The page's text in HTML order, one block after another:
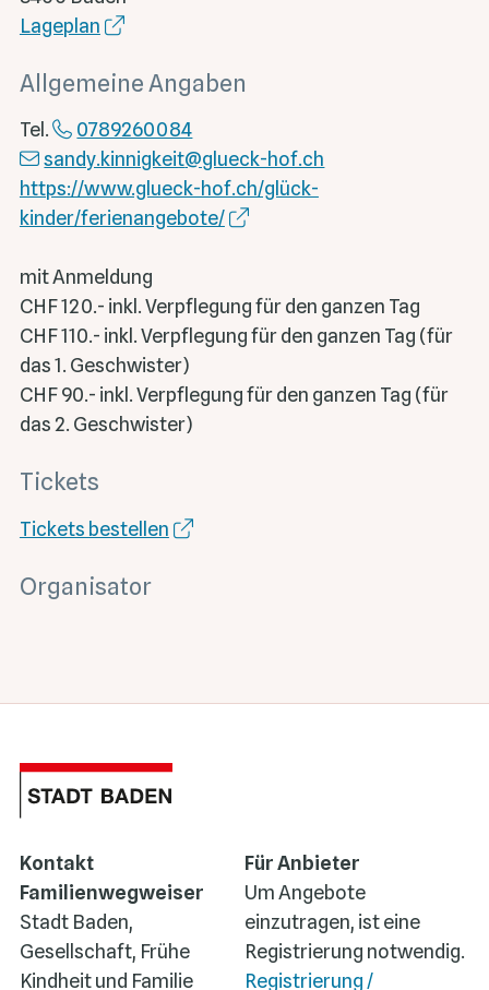
Lageplan
Allgemeine Angaben
Tel.
0789260084
sandy.kinnigkeit@glueck-hof.ch
https://www.glueck-hof.ch/glück-
kinder/ferienangebote/
mit Anmeldung
CHF 120.- inkl. Verpflegung für den ganzen Tag
CHF 110.- inkl. Verpflegung für den ganzen Tag (für
das 1. Geschwister)
CHF 90.- inkl. Verpflegung für den ganzen Tag (für
das 2. Geschwister)
Tickets
Tickets bestellen
Organisator
Kontakt
Familienwegweiser
Stadt Baden,
Gesellschaft, Frühe
Kindheit und Familie
Für Anbieter
Um Angebote
einzutragen, ist eine
Registrierung notwendig.
Registrierung /